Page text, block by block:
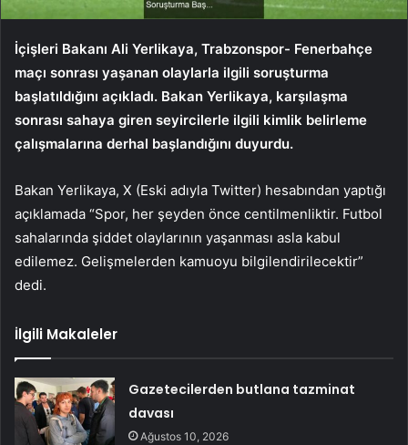
İçişleri Bakanı Ali Yerlikaya, Trabzonspor- Fenerbahçe
maçı sonrası yaşanan olaylarla ilgili soruşturma
başlatıldığını açıkladı. Bakan Yerlikaya, karşılaşma
sonrası sahaya giren seyircilerle ilgili kimlik belirleme
çalışmalarına derhal başlandığını duyurdu.
Bakan Yerlikaya, X (Eski adıyla Twitter) hesabından yaptığı
açıklamada “Spor, her şeyden önce centilmenliktir. Futbol
sahalarında şiddet olaylarının yaşanması asla kabul
edilemez. Gelişmelerden kamuoyu bilgilendirilecektir”
dedi.
İlgili Makaleler
Gazetecilerden butlana tazminat
davası
Ağustos 10, 2026